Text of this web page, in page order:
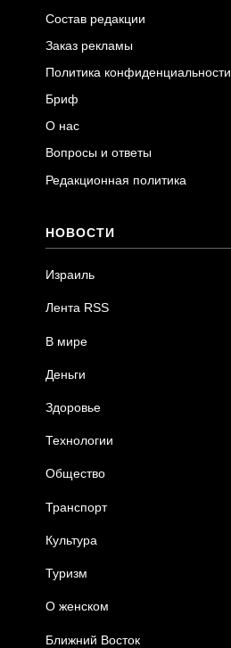
Состав редакции
Заказ рекламы
Политика конфиденциальности
Бриф
О нас
Вопросы и ответы
Редакционная политика
НОВОСТИ
Израиль
Лента RSS
В мире
Деньги
Здоровье
Технологии
Общество
Транспорт
Культура
Туризм
О женском
Ближний Восток